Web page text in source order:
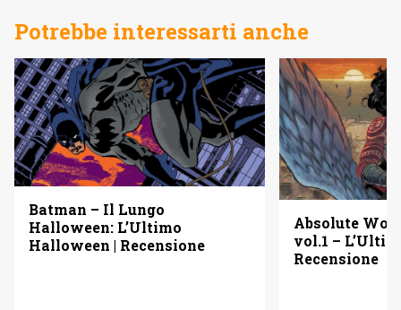
Potrebbe interessarti anche
Batman – Il Lungo
Halloween: L’Ultimo
Halloween | Recensione
Absolute
vol.1 –
Recensione